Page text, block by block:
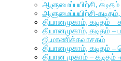
ஆளுமைப்பயிற்சி,
ஆளுமைப்பயிற்சி-
தியானமுகாம், கடிதம்
தியானமுகாம், கடிதம் –
ஜி.மாணிக்கவாசகம்
தியானமுகாம், கடிதம் –
தியான முகாம் – கடிதம்